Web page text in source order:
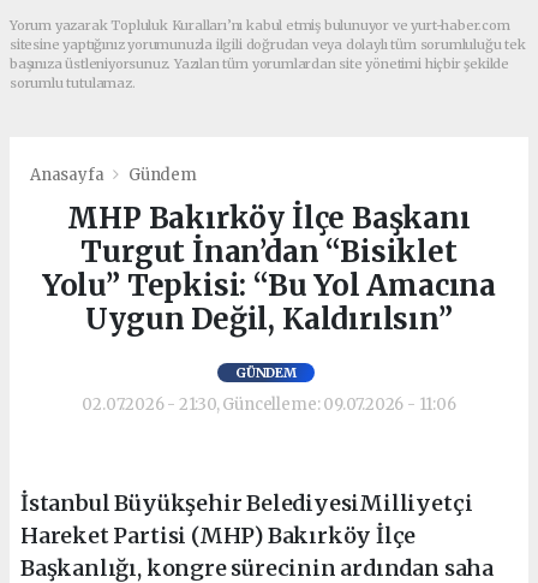
Yorum yazarak Topluluk Kuralları’nı kabul etmiş bulunuyor ve yurt-haber.com
sitesine yaptığınız yorumunuzla ilgili doğrudan veya dolaylı tüm sorumluluğu tek
başınıza üstleniyorsunuz. Yazılan tüm yorumlardan site yönetimi hiçbir şekilde
sorumlu tutulamaz.
Anasayfa Gündem
MHP Bakırköy İlçe Başkanı
Turgut İnan’dan “Bisiklet
Yolu” Tepkisi: “Bu Yol Amacına
Uygun Değil, Kaldırılsın”
GÜNDEM
02.07.2026 - 21:30, Güncelleme: 09.07.2026 - 11:06
İstanbul Büyükşehir BelediyesiMilliyetçi
Hareket Partisi (MHP) Bakırköy İlçe
Başkanlığı, kongre sürecinin ardından saha